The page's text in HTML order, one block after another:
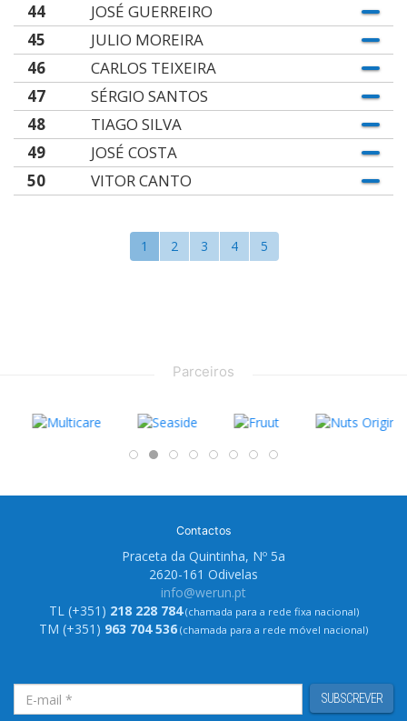
44
JOSÉ GUERREIRO
45
JULIO MOREIRA
46
CARLOS TEIXEIRA
47
SÉRGIO SANTOS
48
TIAGO SILVA
49
JOSÉ COSTA
50
VITOR CANTO
1 2 3 4 5
Parceiros
Contactos
Praceta da Quintinha, Nº 5a
2620-161 Odivelas
info@werun.pt
TL (+351) 218 228 784(chamada para a rede fixa nacional)
TM (+351) 963 704 536 (chamada para a rede móvel nacional)
SUBSCREVER